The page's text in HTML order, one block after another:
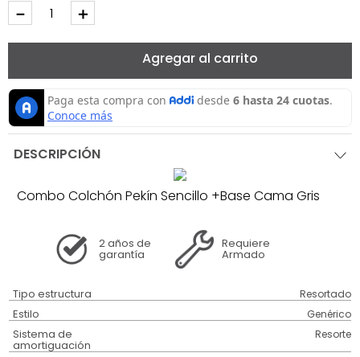
＋
－
Agregar al carrito
DESCRIPCIÓN
Combo Colchón Pekín Sencillo +Base Cama Gris
2 años de
garantía
Requiere
Armado
Tipo estructura Resortado
Estilo Genérico
Sistema de
amortiguación
Resorte